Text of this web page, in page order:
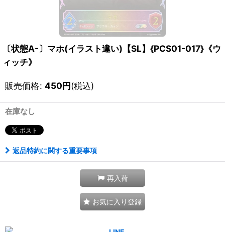
〔状態A-〕マホ(イラスト違い)【SL】{PCS01-017}《ウ
ィッチ》
販売価格: 450円(税込)
在庫なし
返品特約に関する重要事項
再入荷
お気に入り登録